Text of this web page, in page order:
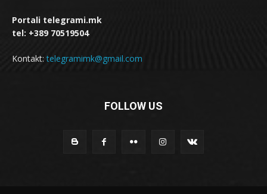
Portali telegrami.mk
tel: +389 70519504
Kontakt:telegramimk@gmail.com
FOLLOW US